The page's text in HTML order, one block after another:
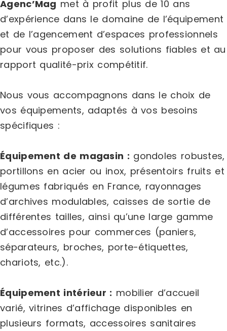
Agenc’Mag met à profit plus de 10 ans
d’expérience dans le domaine de l’équipement
et de l’agencement d’espaces professionnels
pour vous proposer des solutions fiables et au
rapport qualité-prix compétitif.
Nous vous accompagnons dans le choix de
vos équipements, adaptés à vos besoins
spécifiques :
Équipement de magasin : gondoles robustes,
portillons en acier ou inox, présentoirs fruits et
légumes fabriqués en France, rayonnages
d’archives modulables, caisses de sortie de
différentes tailles, ainsi qu’une large gamme
d’accessoires pour commerces (paniers,
séparateurs, broches, porte-étiquettes,
chariots, etc.).
Équipement intérieur : mobilier d’accueil
varié, vitrines d’affichage disponibles en
plusieurs formats, accessoires sanitaires